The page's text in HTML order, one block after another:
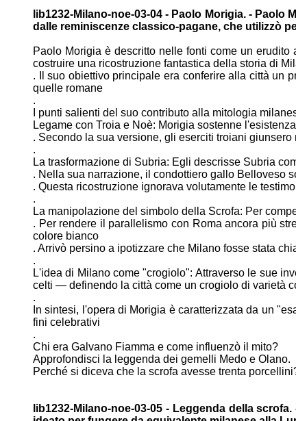
lib1232-Milano-noe-03-04 - Paolo Morigia. - Paolo
dalle reminiscenze classico-pagane, che utilizzò
Paolo Morigia è descritto nelle fonti come un erudito
costruire una ricostruzione fantastica della storia di
. Il suo obiettivo principale era conferire alla città un
quelle romane
.
I punti salienti del suo contributo alla mitologia
Legame con Troia e Noè: Morigia sostenne
. Secondo la sua versione, gli eserciti troiani giunsero
.
La trasformazione di Subria: Egli descrisse Subria
. Nella sua narrazione, il condottiero gallo Belloveso
. Questa ricostruzione ignorava volutamente le
.
La manipolazione del simbolo della Scrofa: Per
. Per rendere il parallelismo con Roma ancora più
colore bianco
. Arrivò persino a ipotizzare che Milano fosse stata
.
L'idea di Milano come "crogiolo": Attraverso le sue
celti — definendo la città come un crogiolo di varietà
.
In sintesi, l'opera di Morigia è caratterizzata da un
fini celebrativi
.
Chi era Galvano Fiamma e come influenzò il mito?
Approfondisci la leggenda dei gemelli Medo e Olano.
Perché si diceva che la scrofa avesse trenta
lib1232-Milano-noe-03-05 - Leggenda della scrofa.